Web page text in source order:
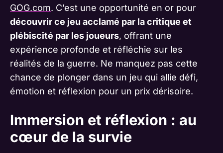
GOG.com. C’est une opportunité en or pour
découvrir ce jeu acclamé par la critique et
plébiscité par les joueurs, offrant une
expérience profonde et réfléchie sur les
réalités de la guerre. Ne manquez pas cette
chance de plonger dans un jeu qui allie défi,
émotion et réflexion pour un prix dérisoire.
Immersion et réflexion : au
cœur de la survie